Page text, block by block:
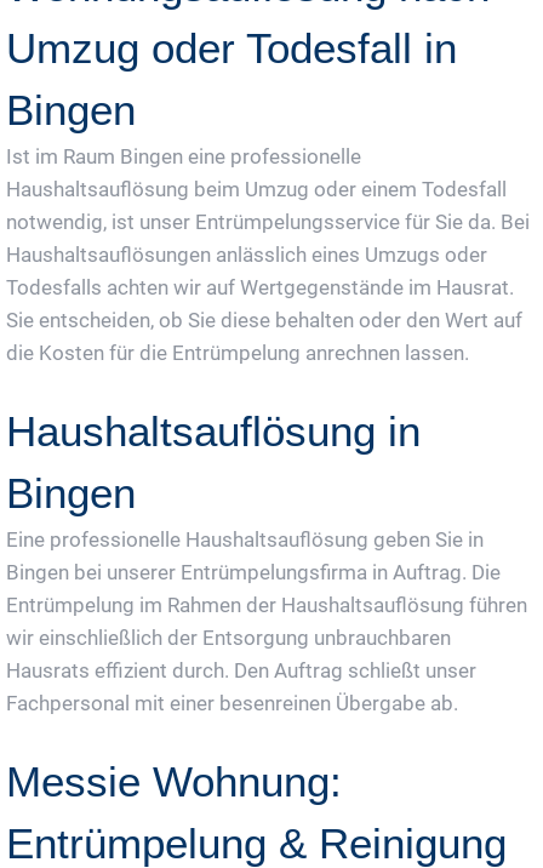
Umzug oder Todesfall in
Bingen
Ist im Raum Bingen eine professionelle
Haushaltsauflösung beim Umzug oder einem Todesfall
notwendig, ist unser Entrümpelungsservice für Sie da. Bei
Haushaltsauflösungen anlässlich eines Umzugs oder
Todesfalls achten wir auf Wertgegenstände im Hausrat.
Sie entscheiden, ob Sie diese behalten oder den Wert auf
die Kosten für die Entrümpelung anrechnen lassen.
Haushaltsauflösung in
Bingen
Eine professionelle Haushaltsauflösung geben Sie in
Bingen bei unserer Entrümpelungsfirma in Auftrag. Die
Entrümpelung im Rahmen der Haushaltsauflösung führen
wir einschließlich der Entsorgung unbrauchbaren
Hausrats effizient durch. Den Auftrag schließt unser
Fachpersonal mit einer besenreinen Übergabe ab.
Messie Wohnung:
Entrümpelung & Reinigung